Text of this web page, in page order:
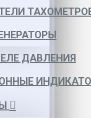
ДАВЛЕНИЯ